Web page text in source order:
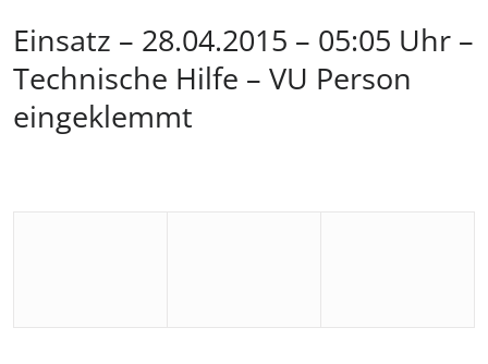
Einsatz – 28.04.2015 – 05:05 Uhr –
Technische Hilfe – VU Person
eingeklemmt